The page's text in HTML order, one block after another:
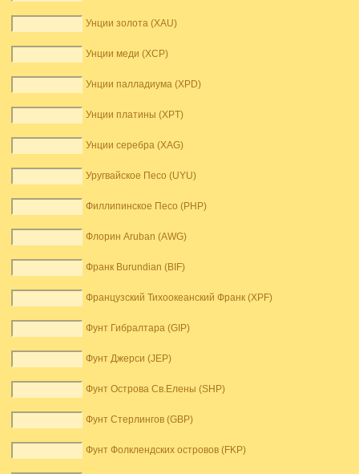
Унции золота (XAU)
Унции меди (XCP)
Унции палладиума (XPD)
Унции платины (XPT)
Унции серебра (XAG)
Уругвайское Песо (UYU)
Филлипинское Песо (PHP)
Флорин Aruban (AWG)
Франк Burundian (BIF)
Французский Тихоокеанский Франк (XPF)
Фунт Гибралтара (GIP)
Фунт Джерси (JEP)
Фунт Острова Св.Елены (SHP)
Фунт Стерлингов (GBP)
Фунт Фолклендских островов (FKP)